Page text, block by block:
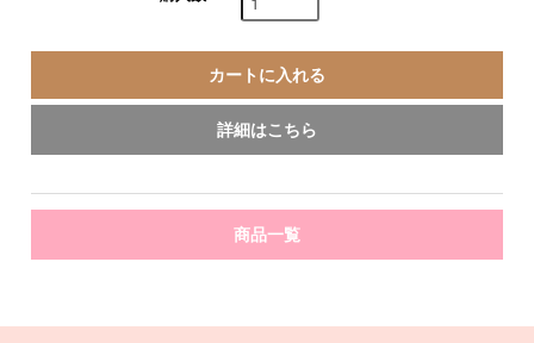
詳細はこちら
商品一覧